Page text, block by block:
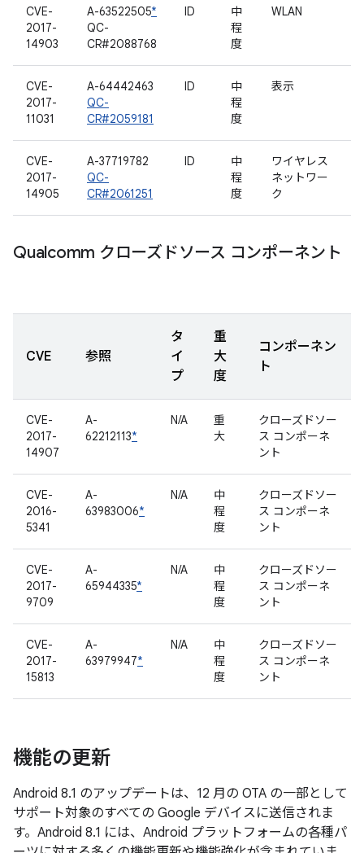
CVE-
2017-
14903
A-63522505*
QC-
CR#2088768
ID
中
程
度
WLAN
CVE-
2017-
11031
A-64442463
QC-
CR#2059181
ID
中
程
度
表示
CVE-
2017-
14905
A-37719782
QC-
CR#2061251
ID
中
程
度
ワイヤレス
ネットワー
ク
Qualcomm クローズドソース コンポーネント
CVE 参照
タ
イ
プ
重
大
度
コンポーネン
ト
CVE-
2017-
14907
A-
62212113*
N/A
重
大
クローズドソー
ス コンポーネ
ント
CVE-
2016-
5341
A-
63983006*
N/A
中
程
度
クローズドソー
ス コンポーネ
ント
CVE-
2017-
9709
A-
65944335*
N/A
中
程
度
クローズドソー
ス コンポーネ
ント
CVE-
2017-
15813
A-
63979947*
N/A
中
程
度
クローズドソー
ス コンポーネ
ント
機能の更新
Android 8.1 のアップデートは、12 月の OTA の一部として
サポート対象のすべての Google デバイスに送信されま
す。Android 8.1 には、Android プラットフォームの各種パ